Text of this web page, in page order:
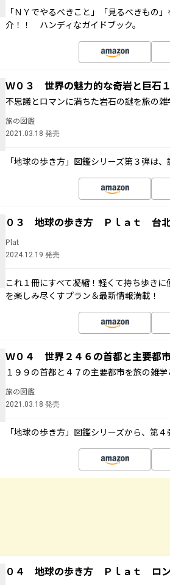
「ＮＹでやるべきこと」「見るべきもの
介！！ ハンディなガイドブック。
Ｗ０３ 世界の魅力的な奇岩と巨石
不思議とロマンに満ちた岩石の謎を旅の
旅の図鑑
2021.03.18 発売
「地球の歩き方」図鑑シリーズ第３弾は
０３ 地球の歩き方 Ｐｌａｔ 台
Plat
2024.12.19 発売
これ１冊にすべて凝縮！軽くて持ち歩き
を楽しみ尽くすプラン＆最新情報満載！
Ｗ０４ 世界２４６の首都と主要都
１９９の首都と４７の主要都市を旅の雑
旅の図鑑
2021.03.18 発売
「地球の歩き方」図鑑シリーズから、第４
０４ 地球の歩き方 Ｐｌａｔ ロ